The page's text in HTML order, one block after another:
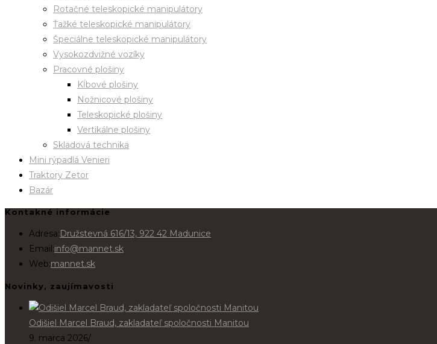
Rotačné teleskopické manipulátory
Ťažké teleskopické manipulátory
Špeciálne teleskopické manipulátory
Vysokozdvižné vozíky
Pracovné plošiny
Kĺbové plošiny
Nožnicové plošiny
Teleskopické plošiny
Vertikálne plošiny
Skladová technika
Mini rýpadlá Venieri
Traktory Zetor
Bazár
Kontakné informácie
Adresa: Družstevná 616/13, 922 42 Madunice
Email:info@mannet.sk
Web:mannet.sk
Novinky, zaujímavosti
Odišiel Marcel Braud, zakladateľ spoločnosti Manitou
9. marca 2026/